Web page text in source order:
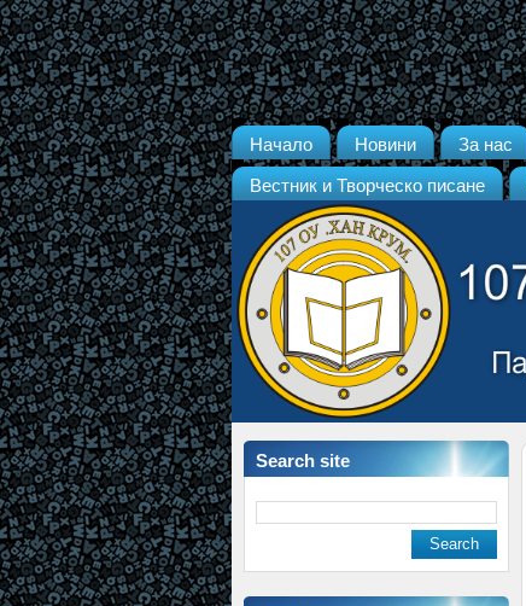
Начало Новини За нас
Вестник и Творческо писане
Search site